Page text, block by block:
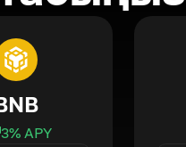
3% APY